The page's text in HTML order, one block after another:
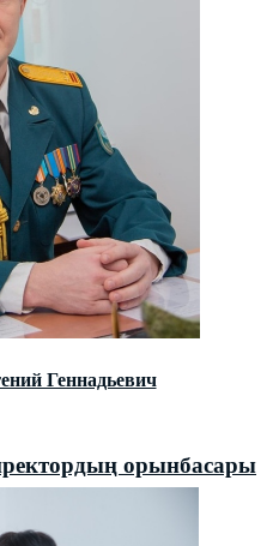
Геннадьевич
орынбасары